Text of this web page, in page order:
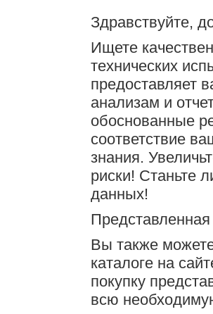
Здравствуйте,
Ищете
технических
предоставляет
анализам и
обоснованные
соответствие
знания.
риски! Станьте
данных!
Вы также
каталоге на
покупку
всю